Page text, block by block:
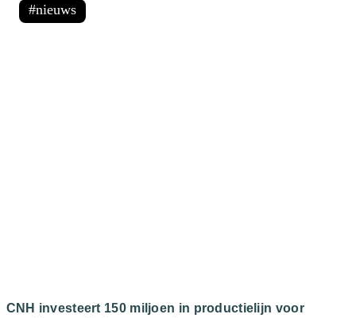
nieuws
CNH investeert 150 miljoen in productielijn voor